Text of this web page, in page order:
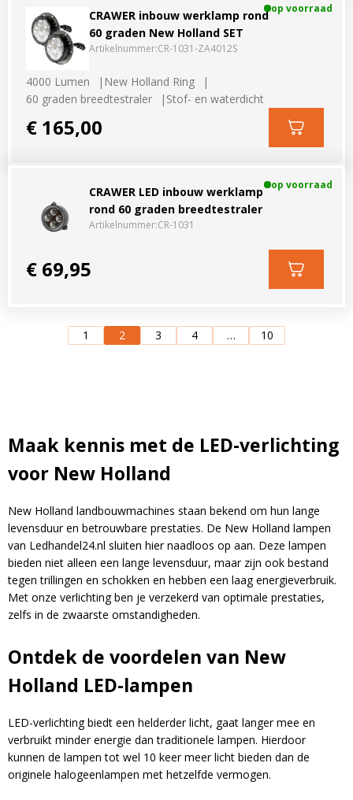
CRAWER inbouw werklamp rond
60 graden New Holland SET
Artikelnummer:CR-1031-ZA4012S
op voorraad
4000 Lumen
New Holland Ring
60 graden breedtestraler
Stof- en waterdicht
€ 165,00
CRAWER LED inbouw werklamp
rond 60 graden breedtestraler
Artikelnummer:CR-1031
op voorraad
€ 69,95
1 2 3 4 … 10
Maak kennis met de LED-verlichting
voor New Holland
New Holland landbouwmachines staan bekend om hun lange
levensduur en betrouwbare prestaties. De New Holland lampen
van Ledhandel24.nl sluiten hier naadloos op aan. Deze lampen
bieden niet alleen een lange levensduur, maar zijn ook bestand
tegen trillingen en schokken en hebben een laag energieverbruik.
Met onze verlichting ben je verzekerd van optimale prestaties,
zelfs in de zwaarste omstandigheden.
Ontdek de voordelen van New
Holland LED-lampen
LED-verlichting biedt een helderder licht, gaat langer mee en
verbruikt minder energie dan traditionele lampen. Hierdoor
kunnen de lampen tot wel 10 keer meer licht bieden dan de
originele halogeenlampen met hetzelfde vermogen.
Blijf op de hoogte van nieuwe product
updates, promoties en aanbiedingen, leuke
klantverhalen en ontdek de klantfoto van de
Bevestig je inschrijving via de bevestigingsmail
in je inbox. Deze ontvang je binnen een paar